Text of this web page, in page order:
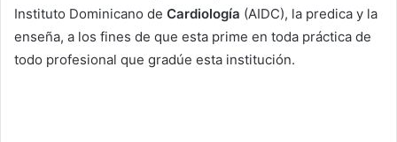
Instituto Dominicano de Cardiología (AIDC), la predica y la
enseña, a los fines de que esta prime en toda práctica de
todo profesional que gradúe esta institución.